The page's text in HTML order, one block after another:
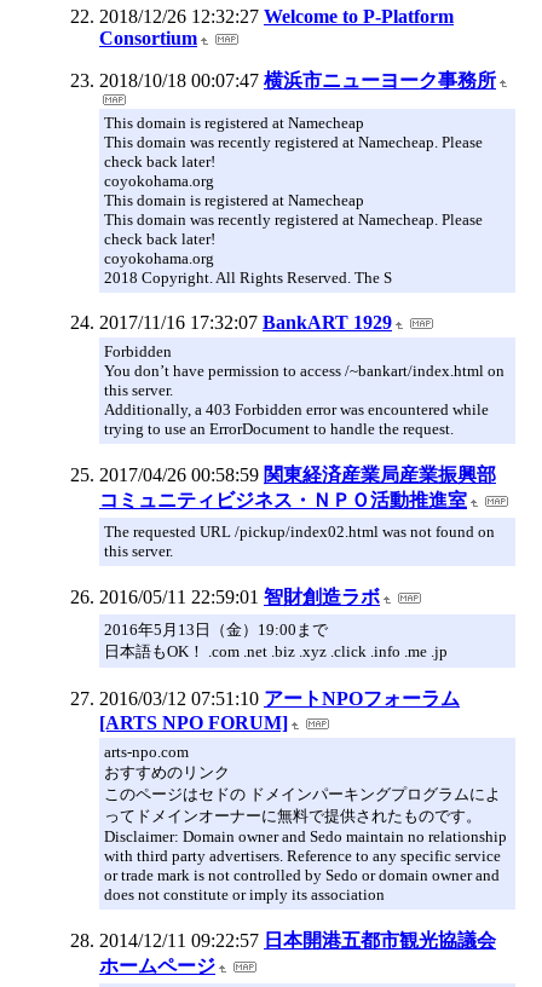
2018/12/26 12:32:27 Welcome to P-Platform
Consortium
2018/10/18 00:07:47 横浜市ニューヨーク事務所
This domain is registered at Namecheap
This domain was recently registered at Namecheap. Please
check back later!
coyokohama.org
This domain is registered at Namecheap
This domain was recently registered at Namecheap. Please
check back later!
coyokohama.org
2018 Copyright. All Rights Reserved. The S
2017/11/16 17:32:07 BankART 1929
Forbidden
You don’t have permission to access /~bankart/index.html on
this server.
Additionally, a 403 Forbidden error was encountered while
trying to use an ErrorDocument to handle the request.
2017/04/26 00:58:59 関東経済産業局産業振興部
コミュニティビジネス・ＮＰＯ活動推進室
The requested URL /pickup/index02.html was not found on
this server.
2016/05/11 22:59:01 智財創造ラボ
2016年5月13日（金）19:00まで
日本語もOK！ .com .net .biz .xyz .click .info .me .jp
2016/03/12 07:51:10 アートNPOフォーラム
[ARTS NPO FORUM]
arts-npo.com
おすすめのリンク
このページはセドの ドメインパーキングプログラムによ
ってドメインオーナーに無料で提供されたものです。
Disclaimer: Domain owner and Sedo maintain no relationship
with third party advertisers. Reference to any specific service
or trade mark is not controlled by Sedo or domain owner and
does not constitute or imply its association
2014/12/11 09:22:57 日本開港五都市観光協議会
ホームページ